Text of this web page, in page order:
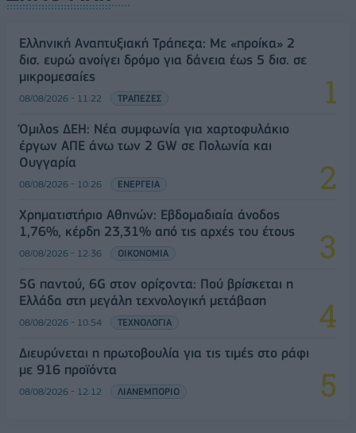
Ελληνική Αναπτυξιακή Τράπεζα: Με «προίκα» 2
δισ. ευρώ ανοίγει δρόμο για δάνεια έως 5 δισ. σε
μικρομεσαίες
08/08/2026 - 11:22 ΤΡΑΠΕΖΕΣ
Όμιλος ΔΕΗ: Νέα συμφωνία για χαρτοφυλάκιο
έργων ΑΠΕ άνω των 2 GW σε Πολωνία και
Ουγγαρία
08/08/2026 - 10:26 ΕΝΕΡΓΕΙΑ
Χρηματιστήριο Αθηνών: Εβδομαδιαία άνοδος
1,76%, κέρδη 23,31% από τις αρχές του έτους
08/08/2026 - 12:36 ΟΙΚΟΝΟΜΙΑ
5G παντού, 6G στον ορίζοντα: Πού βρίσκεται η
Ελλάδα στη μεγάλη τεχνολογική μετάβαση
08/08/2026 - 10:54 ΤΕΧΝΟΛΟΓΙΑ
Διευρύνεται η πρωτοβουλία για τις τιμές στο ράφι
με 916 προϊόντα
08/08/2026 - 12:12 ΛΙΑΝΕΜΠΟΡΙΟ